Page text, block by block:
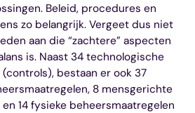
Beleid, procedures en
zo belangrijk. Vergeet dus niet
aan die “zachtere” aspecten
is. Naast 34 technologische
bestaan er ook 37
8 mensgerichte
14 fysieke beheersmaatregelen